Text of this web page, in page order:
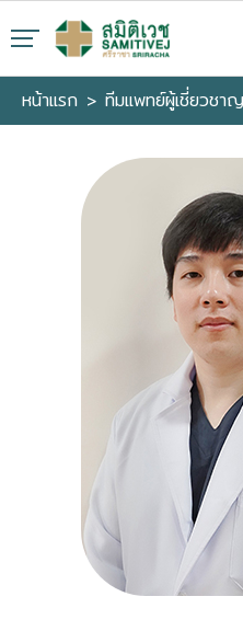
หน้าแรก ทีมแพทย์ผู้เชี่ยวชาญ